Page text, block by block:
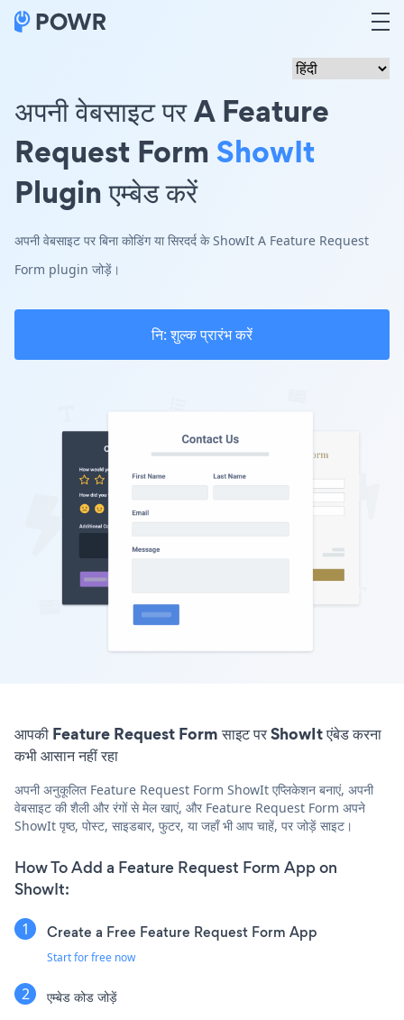
अपनी वेबसाइट पर A Feature
Request Form ShowIt
Plugin एम्बेड करें
अपनी वेबसाइट पर बिना कोडिंग या सिरदर्द के ShowIt A Feature Request
Form plugin जोड़ें।
नि: शुल्क प्रारंभ करें
आपकी Feature Request Form साइट पर ShowIt एंबेड करना
कभी आसान नहीं रहा
अपनी अनुकूलित Feature Request Form ShowIt एप्लिकेशन बनाएं, अपनी
वेबसाइट की शैली और रंगों से मेल खाएं, और Feature Request Form अपने
ShowIt पृष्ठ, पोस्ट, साइडबार, फुटर, या जहाँ भी आप चाहें, पर जोड़ें साइट।
How To Add a Feature Request Form App on
ShowIt:
Create a Free Feature Request Form App
Start for free now
एम्बेड कोड जोड़ें